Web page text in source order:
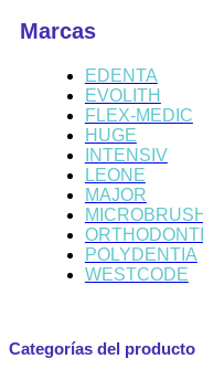
Marcas
EDENTA
EVOLITH
FLEX-MEDIC
HUGE
INTENSIV
LEONE
MAJOR
MICROBRUSH
POLYDENTIA
WESTCODE
Categorías del producto